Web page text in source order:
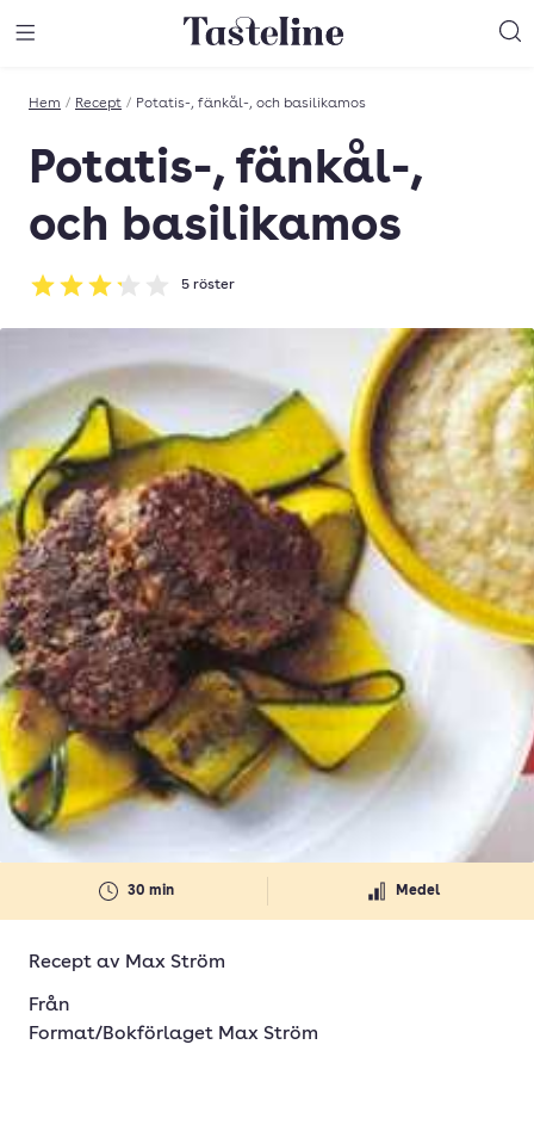
Till Tastelines startsida
Hem / Recept / Potatis-, fänkål-, och basilikamos
Potatis-, fänkål-,
och basilikamos
Betyg: 3.2 av 5
5 röster
30 min Medel
Recept av Max Ström
Från
Format/Bokförlaget Max Ström